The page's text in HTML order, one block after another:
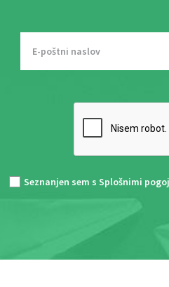
Seznanjen sem s Splošnimi